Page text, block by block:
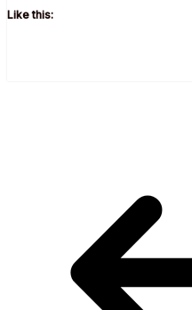
Like this: